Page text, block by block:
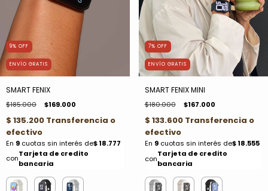
9% OFF
ENVÍO GRATIS
SMART FENIX
$185.000 $169.000
7% OFF
ENVÍO GRATIS
SMART FENIX MINI
$180.000 $167.000